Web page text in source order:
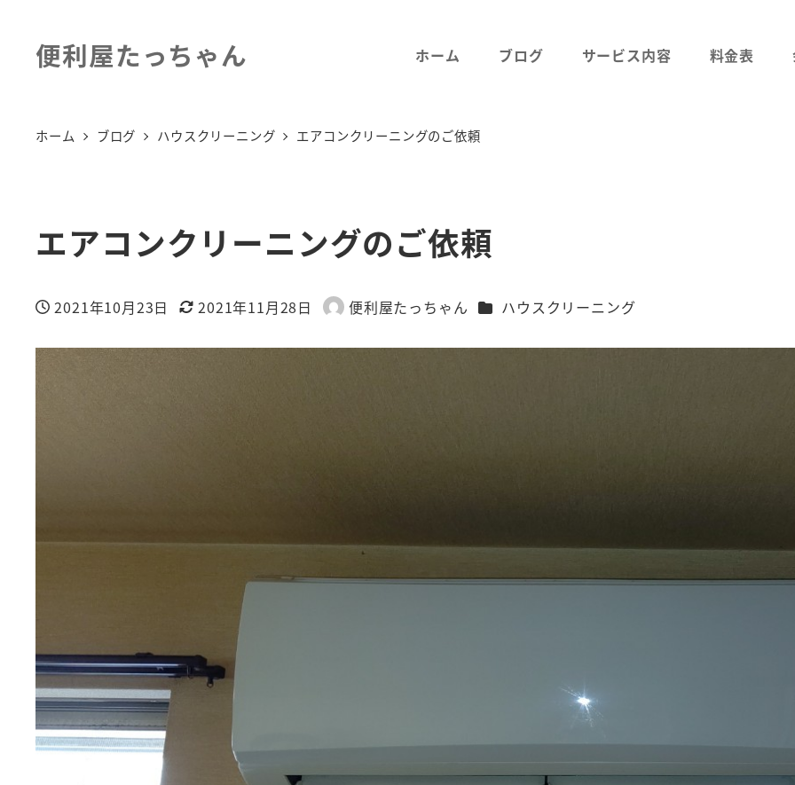
便利屋たっちゃん ホーム ブログ サービス内容 料金表
ホーム ブログ ハウスクリーニング エアコンクリーニングのご依頼
エアコンクリーニングのご依頼
投稿日
2021年10月23日
更新日
2021年11月28日
著
者
便利屋たっちゃん カテゴリー
ハウスクリーニング